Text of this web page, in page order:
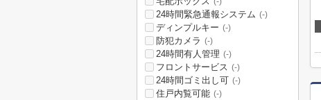
24時間緊急通報システム (-)
ディンプルキー (-)
防犯カメラ (-)
24時間有人管理 (-)
フロントサービス (-)
24時間ゴミ出し可 (-)
住戸内覧可能 (-)